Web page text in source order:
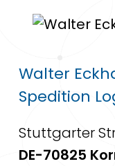
Walter
Spedition
Stuttgarter
DE-70825